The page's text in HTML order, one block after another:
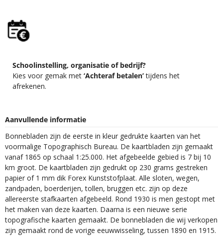
Schoolinstelling, organisatie of bedrijf?
Kies voor gemak met ‘Achteraf betalen’tijdens het
afrekenen.
Aanvullende informatie
Bonnebladen zijn de eerste in kleur gedrukte kaarten van het
voormalige Topographisch Bureau. De kaartbladen zijn gemaakt
vanaf 1865 op schaal 1:25.000. Het afgebeelde gebied is 7 bij 10
km groot. De kaartbladen zijn gedrukt op 230 grams gestreken
papier of 1 mm dik Forex Kunststofplaat. Alle sloten, wegen,
zandpaden, boerderijen, tollen, bruggen etc. zijn op deze
allereerste stafkaarten afgebeeld. Rond 1930 is men gestopt met
het maken van deze kaarten. Daarna is een nieuwe serie
topografische kaarten gemaakt. De bonnebladen die wij verkopen
zijn gemaakt rond de vorige eeuwwisseling, tussen 1890 en 1915.